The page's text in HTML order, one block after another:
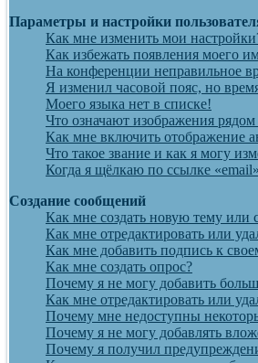
Параметры и настройки
Как мне изменить мои
Как избежать появления моего
На конференции неправильное
Я изменил часовой пояс, но
Моего языка нет в списке!
Что означают изображения
Как мне включить отображение
Что такое звание и как я могу
Когда я щёлкаю по ссылке
Создание сообщений
Как мне создать новую тему или
Как мне отредактировать или
Как мне добавить подпись к
Как мне создать опрос?
Почему я не могу добавить
Как мне отредактировать или
Почему мне недоступны
Почему я не могу добавлять
Почему я получил